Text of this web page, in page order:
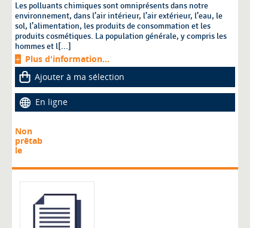
Les polluants chimiques sont omniprésents dans notre
environnement, dans l’air intérieur, l’air extérieur, l’eau, le
sol, l’alimentation, les produits de consommation et les
produits cosmétiques. La population générale, y compris les
hommes et l[...]
Plus d'information...
Ajouter à ma sélection
En ligne
Non
prêtab
le